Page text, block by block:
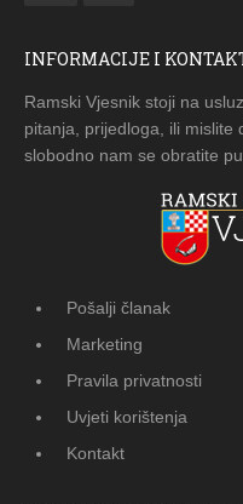
INFORMACIJE I
Ramski Vjesnik stoji na
pitanja, prijedloga, ili mislite
slobodno nam se obratite
Pošalji članak
Marketing
Pravila privatnosti
Uvjeti korištenja
Kontakt